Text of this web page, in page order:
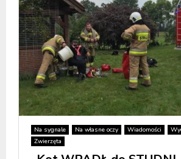
Na sygnale Na własne oczy Wiadomości
Zwierzęta